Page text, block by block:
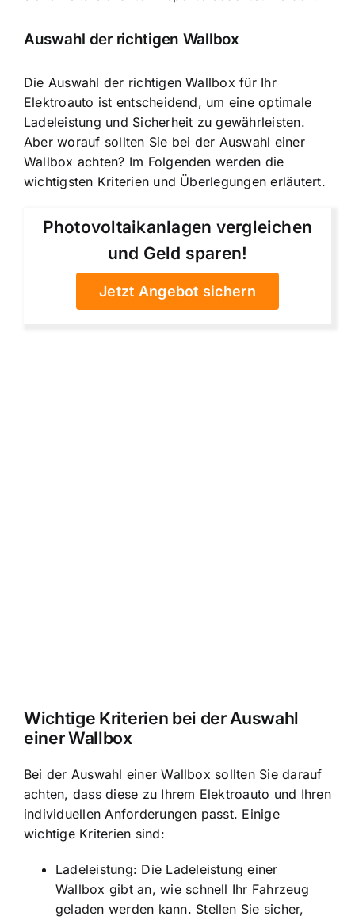
Auswahl der richtigen Wallbox
Die Auswahl der richtigen Wallbox für Ihr
Elektroauto ist entscheidend, um eine optimale
Ladeleistung und Sicherheit zu gewährleisten.
Aber worauf sollten Sie bei der Auswahl einer
Wallbox achten? Im Folgenden werden die
wichtigsten Kriterien und Überlegungen erläutert.
Photovoltaikanlagen vergleichen
und Geld sparen!
Jetzt Angebot sichern
Wichtige Kriterien bei der Auswahl
einer Wallbox
Bei der Auswahl einer Wallbox sollten Sie darauf
achten, dass diese zu Ihrem Elektroauto und Ihren
individuellen Anforderungen passt. Einige
wichtige Kriterien sind:
Ladeleistung: Die Ladeleistung einer
Wallbox gibt an, wie schnell Ihr Fahrzeug
geladen werden kann. Stellen Sie sicher,